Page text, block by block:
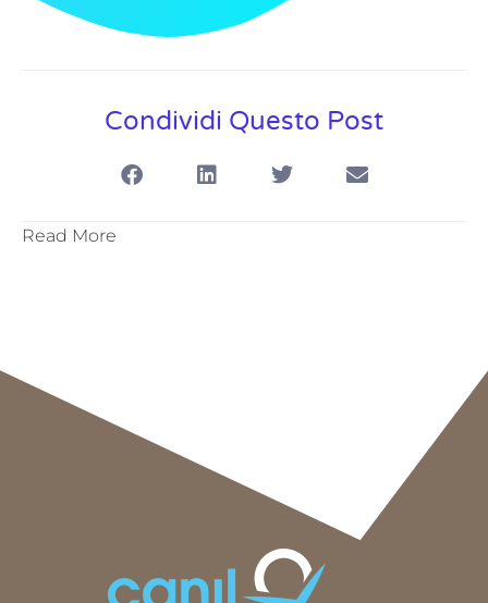
Condividi Questo Post
Read More